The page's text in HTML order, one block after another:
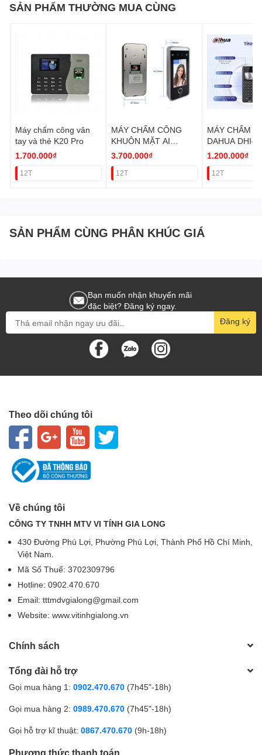
SẢN PHẨM THƯỜNG MUA CÙNG
Máy chấm công vân
tay và thẻ K20 Pro
1.700.000₫
12T
MÁY CHẤM CÔNG
KHUÔN MẶT AI
FACEPRO-008 VAT
3.700.000₫
12T
MÁY CHẤM
DAHUA DHI-
ASI3204E-W
1.200.000₫
12T
SẢN PHẨM CÙNG PHÂN KHÚC GIÁ
Bạn muốn nhận khuyến mãi
đặc biệt? Đăng ký ngay.
Đăng ký
Theo dõi chúng tôi
Về chúng tôi
CÔNG TY TNHH MTV VI TÍNH GIA LONG
430 Đường Phú Lợi, Phường Phú Lợi, Thành Phố Hồ Chí Minh,
Việt Nam.
Mã Số Thuế: 3702309796
Hotline: 0902.470.670
Email: tttmdvgialong@gmail.com
Website: www.vitinhgialong.vn
Chính sách
Tổng đài hỗ trợ
Gọi mua hàng 1: 0902.470.670 (7h45"-18h)
Gọi mua hàng 2: 0989.470.670 (7h45"-18h)
Gọi hỗ trợ kĩ thuật: 0867.470.670 (9h-18h)
Phương thức thanh toán